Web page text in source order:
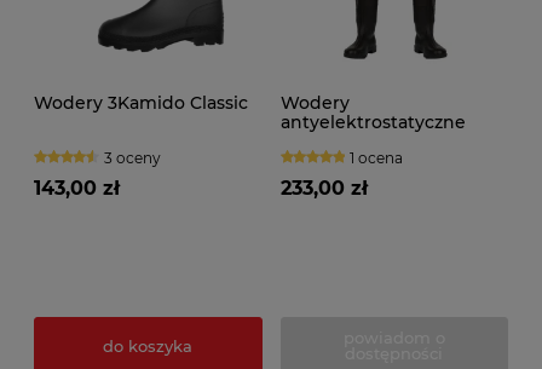
Wodery 3Kamido Classic
3 oceny
143,00 zł
do koszyka
Wodery
antyelektrostatyczne
1 ocena
233,00 zł